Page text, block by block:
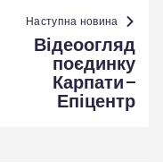
Наступна новина
Відеоогляд
поєдинку
Карпати –
Епіцентр